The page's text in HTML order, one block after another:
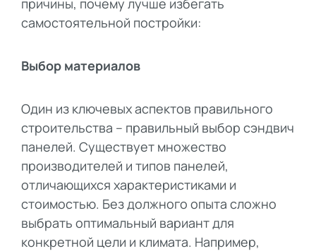
причины, почему лучше избегать
самостоятельной постройки:
Выбор материалов
Один из ключевых аспектов правильного
строительства – правильный выбор сэндвич
панелей. Существует множество
производителей и типов панелей,
отличающихся характеристиками и
стоимостью. Без должного опыта сложно
выбрать оптимальный вариант для
конкретной цели и климата. Например,